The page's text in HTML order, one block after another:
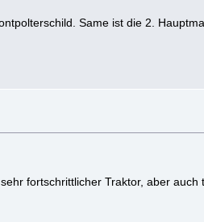
Same ist die 2.
fortschrittlicher Traktor, aber auch